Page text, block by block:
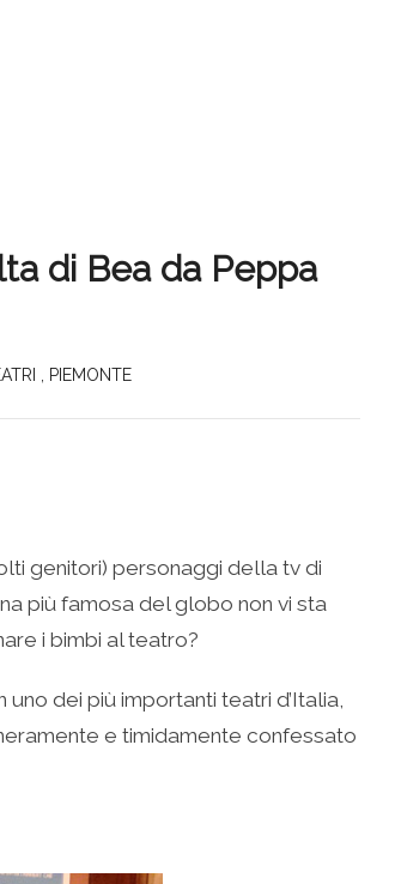
di Bea da Peppa
PIEMONTE
genitori) personaggi della tv di
più famosa del globo non vi sta
i bimbi al teatro?
dei più importanti teatri d’Italia,
e timidamente confessato